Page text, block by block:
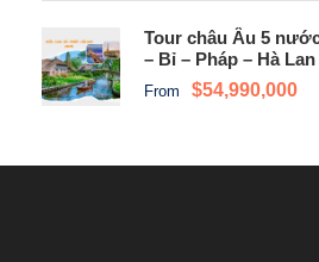
Tour châu Âu 5
– Bỉ – Pháp – Hà Lan
From $54,990,000